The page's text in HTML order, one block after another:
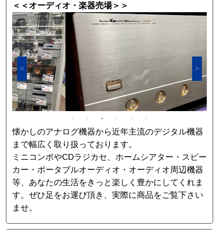
＜＜オーディオ・楽器売場＞＞
懐かしのアナログ機器から近年主流のデジタル機器
まで幅広く取り扱っております。
ミニコンポやCDラジカセ、ホームシアター・スピー
カー・ポータブルオーディオ・オーディオ周辺機器
等、あなたの生活をきっと楽しく豊かにしてくれま
す。ぜひ足をお運び頂き、実際に商品をご覧下さい
ませ。